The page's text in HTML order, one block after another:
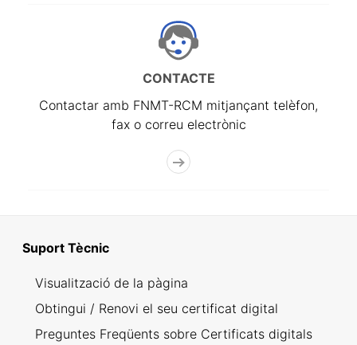
CONTACTE
Contactar amb FNMT-RCM mitjançant telèfon,
fax o correu electrònic
Suport Tècnic
Visualització de la pàgina
Obtingui / Renovi el seu certificat digital
Preguntes Freqüents sobre Certificats digitals